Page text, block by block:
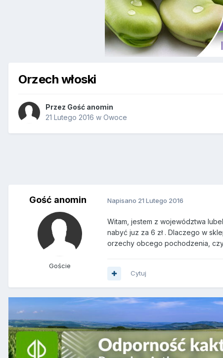
Orzech włoski
Przez Gość anomin
21 Lutego 2016 w Owoce
Gość anomin
Goście
Napisano 21 Lutego 2016
Witam, jestem z województwa
nabyć juz za 6 zł . Dlaczego w
orzechy obcego pochodzenia,
Cytuj